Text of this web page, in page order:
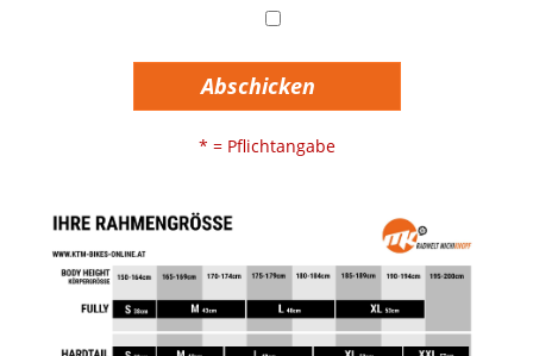
Abschicken
* = Pflichtangabe